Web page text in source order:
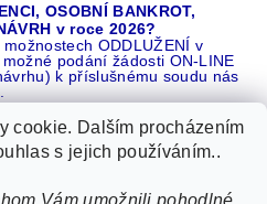
OSOBNÍ BANKROT,
v roce 2026?
ODDLUŽENÍ v
podání žádosti ON-LINE
k příslušnému soudu nás
16 let REFERENCÍ v celé ČR |
cookie. Dalším procházením
s jejich používáním..
Vám umožnili pohodlné